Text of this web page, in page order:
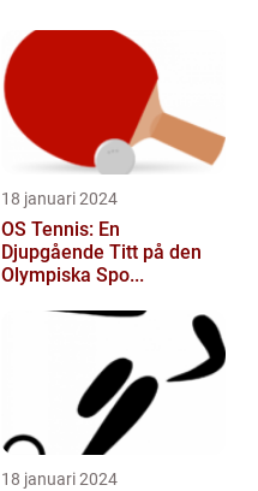
18 januari 2024
OS Tennis: En
Djupgående Titt på den
Olympiska Spo...
18 januari 2024